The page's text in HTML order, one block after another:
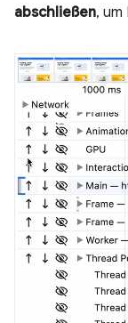
abschließen, um